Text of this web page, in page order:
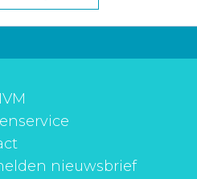
nieuwsbrief